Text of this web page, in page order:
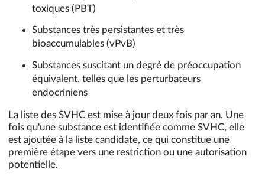
toxiques (PBT)
Substances très persistantes et très
bioaccumulables (vPvB)
Substances suscitant un degré de préoccupation
équivalent, telles que les perturbateurs
endocriniens
La liste des SVHC est mise à jour deux fois par an. Une
fois qu'une substance est identifiée comme SVHC, elle
est ajoutée à la liste candidate, ce qui constitue une
première étape vers une restriction ou une autorisation
potentielle.